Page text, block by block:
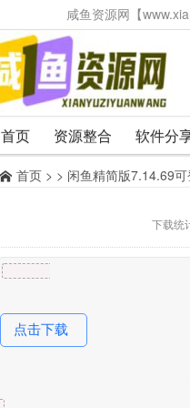
咸鱼资源网【
首页 资源整合 软件分
首页 > > 闲鱼精简版7.14.69
下载
点击下载